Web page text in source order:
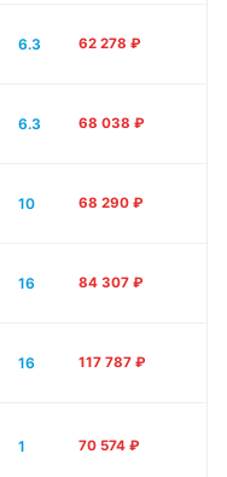
6.3 62 278 ₽
6.3 68 038 ₽
10 68 290 ₽
16 84 307 ₽
16 117 787 ₽
1 70 574 ₽